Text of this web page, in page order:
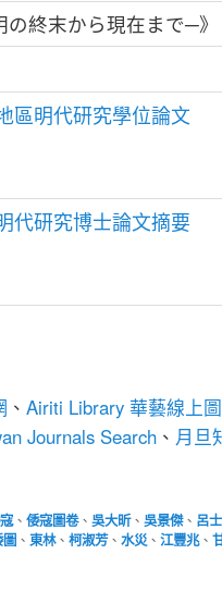
終末から現在まで─》
區明代研究學位論文
代研究博士論文摘要
、 Airiti Library 華藝線上
Journals Search 、 月旦
、 倭寇圖卷、 吳大昕、 吳景傑、 呂
圖 、 東林、 柯淑芳、 水災 、 江豐兆、